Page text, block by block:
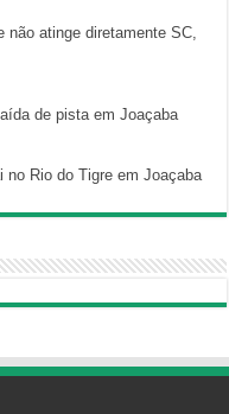
não atinge diretamente SC,
de pista em Joaçaba
no Rio do Tigre em Joaçaba